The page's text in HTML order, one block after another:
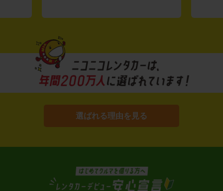
選ばれる理由を見る